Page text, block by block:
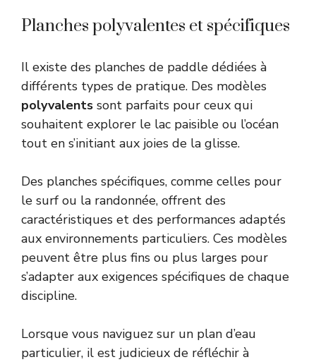
Planches polyvalentes et spécifiques
Il existe des planches de paddle dédiées à
différents types de pratique. Des modèles
polyvalents sont parfaits pour ceux qui
souhaitent explorer le lac paisible ou l’océan
tout en s’initiant aux joies de la glisse.
Des planches spécifiques, comme celles pour
le surf ou la randonnée, offrent des
caractéristiques et des performances adaptés
aux environnements particuliers. Ces modèles
peuvent être plus fins ou plus larges pour
s’adapter aux exigences spécifiques de chaque
discipline.
Lorsque vous naviguez sur un plan d’eau
particulier, il est judicieux de réfléchir à